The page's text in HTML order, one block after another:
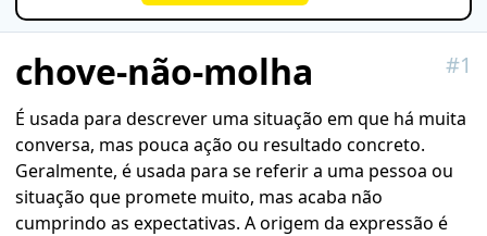
#1
chove-não-molha
É usada para descrever uma situação em que há muita
conversa, mas pouca ação ou resultado concreto.
Geralmente, é usada para se referir a uma pessoa ou
situação que promete muito, mas acaba não
cumprindo as expectativas. A origem da expressão é